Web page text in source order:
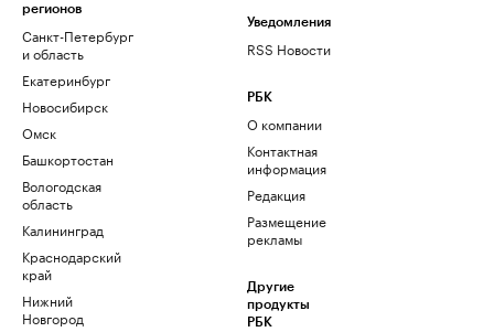
регионов
Санкт-Петербург
и область
Екатеринбург
Новосибирск
Омск
Башкортостан
Вологодская
область
Калининград
Краснодарский
край
Нижний
Новгород
Уведомления
RSS Новости
РБК
О компании
Контактная
информация
Редакция
Размещение
рекламы
Другие
продукты
РБК